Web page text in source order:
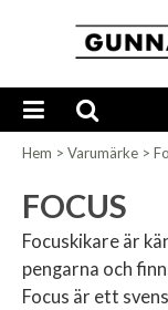
Hem > Varumärke >
FOCUS
Focuskikare är
pengarna och
Focus är ett